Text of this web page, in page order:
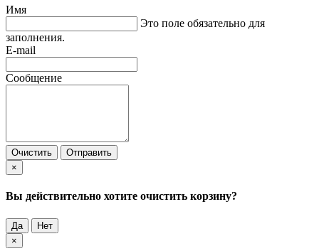
Имя
Это поле обязательно для
заполнения.
E-mail
Сообщение
Очистить
Отправить
×
Вы действительно хотите очистить корзину?
Да
Нет
×